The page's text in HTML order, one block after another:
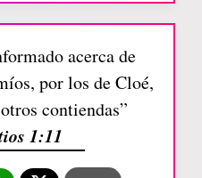
acerca de
por los de Cloé,
contiendas”
1:11